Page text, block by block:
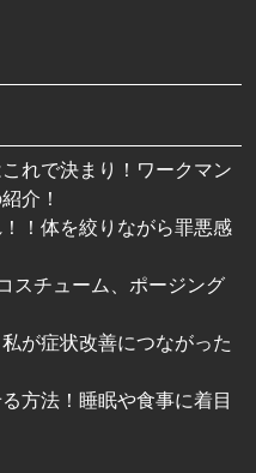
れで決まり！ワークマン
介！
！体を絞りながら罪悪感
スチューム、ポージング
が症状改善につながった
方法！睡眠や食事に着目